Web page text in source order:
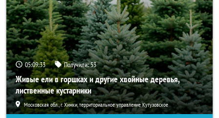
05:09:32 Получили:53
Живые ели в горшках и другие хвойные деревья,
лиственные кустарники
Московская обл., г. Химки, территориальное управление Кутузовское